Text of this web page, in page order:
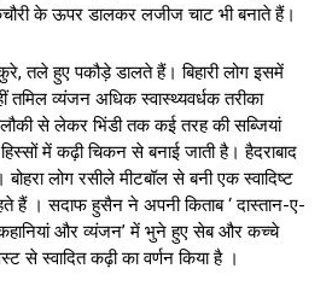
के ऊपर डालकर लजीज चाट भी बनाते हैं।
तले हुए पकौड़े डालते हैं। बिहारी लोग इसमें
तमिल व्यंजन अधिक स्वास्थ्यवर्धक तरीका
से लेकर भिंडी तक कई तरह की सब्जियां
में कढ़ी चिकन से बनाई जाती है। हैदराबाद
लोग रसीले मीटबॉल से बनी एक स्वादिष्ट
हैं । सदाफ हुसैन ने अपनी किताब ‘ दास्तान-ए-
और व्यंजन’ में भुने हुए सेब और कच्चे
स्वादित कढ़ी का वर्णन किया है ।